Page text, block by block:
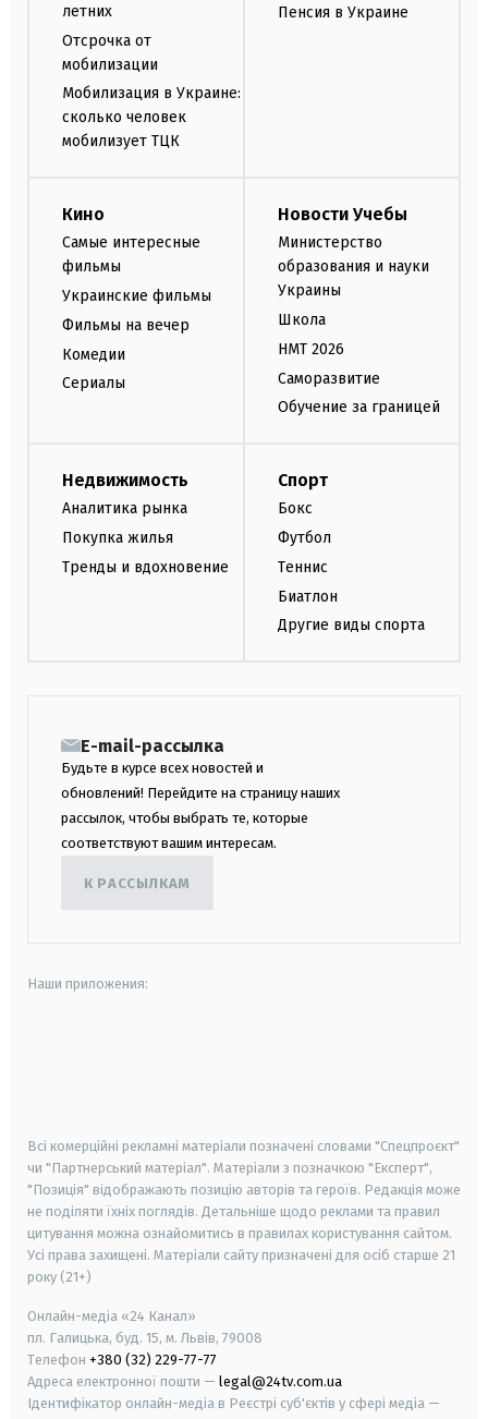
летних
Отсрочка от
мобилизации
Мобилизация в Украине:
сколько человек
мобилизует ТЦК
Пенсия в Украине
Кино
Самые интересные
фильмы
Украинские фильмы
Фильмы на вечер
Комедии
Сериалы
Новости Учебы
Министерство
образования и науки
Украины
Школа
НМТ 2026
Саморазвитие
Обучение за границей
Недвижимость
Аналитика рынка
Покупка жилья
Тренды и вдохновение
Спорт
Бокс
Футбол
Теннис
Биатлон
Другие виды спорта
E-mail-рассылка
Будьте в курсе всех новостей и
обновлений! Перейдите на страницу наших
рассылок, чтобы выбрать те, которые
соответствуют вашим интересам.
К РАССЫЛКАМ
Наши приложения:
Всі комерційні рекламні матеріали позначені словами "Спецпроєкт"
чи "Партнерський матеріал". Матеріали з позначкою "Експерт",
"Позиція" відображають позицію авторів та героїв. Редакція може
не поділяти їхніх поглядів. Детальніше щодо реклами та правил
цитування можна ознайомитись в правилах користування сайтом.
Усі права захищені. Матеріали сайту призначені для осіб старше 21
року (21+)
Онлайн-медіа «24 Канал»
пл. Галицька, буд. 15, м. Львів, 79008
Телефон +380 (32) 229-77-77
Адреса електронної пошти — legal@24tv.com.ua
Ідентифікатор онлайн-медіа в Реєстрі суб'єктів у сфері медіа —